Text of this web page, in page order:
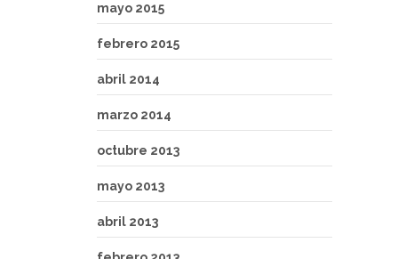
mayo 2015
febrero 2015
abril 2014
marzo 2014
octubre 2013
mayo 2013
abril 2013